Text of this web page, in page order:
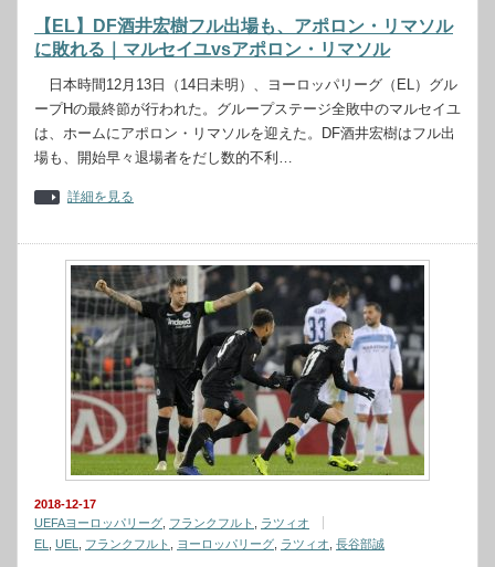
【EL】DF酒井宏樹フル出場も、アポロン・リマソル
に敗れる｜マルセイユvsアポロン・リマソル
日本時間12月13日（14日未明）、ヨーロッパリーグ（EL）グル
ープHの最終節が行われた。グループステージ全敗中のマルセイユ
は、ホームにアポロン・リマソルを迎えた。DF酒井宏樹はフル出
場も、開始早々退場者をだし数的不利…
詳細を見る
2018-12-17
UEFAヨーロッパリーグ フランクフルト
ラツィオ
EL
UEL フランクフルト ヨーロッパリーグ ラツィオ 長谷部誠